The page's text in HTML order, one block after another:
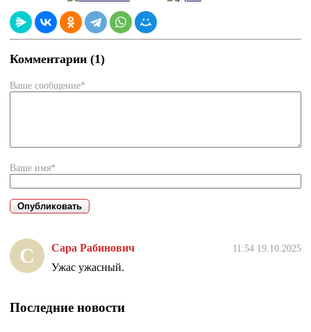
Комментарии (1)
Ваше сообщение*
Ваше имя*
С Сара Рабинович 11:54 19.10.2025
Ужас ужасный.
Последние новости